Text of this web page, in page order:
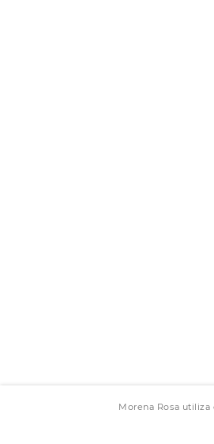
Morena Rosa utiliza